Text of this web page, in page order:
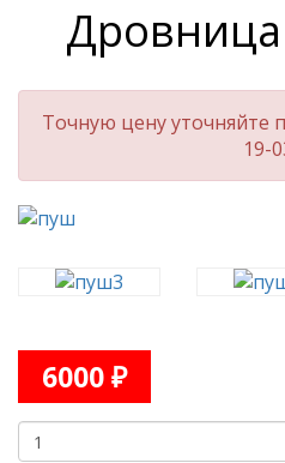
Точную цену уточняйте
19-
6000₽